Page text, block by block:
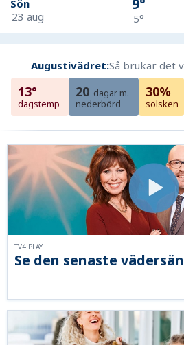
Sön
23 aug
9°
5°
Augustivädret:Så brukar det
13°
dagstemp
20 dagar m.
nederbörd
30%
solsken
Se den senaste
TV4 PLAY